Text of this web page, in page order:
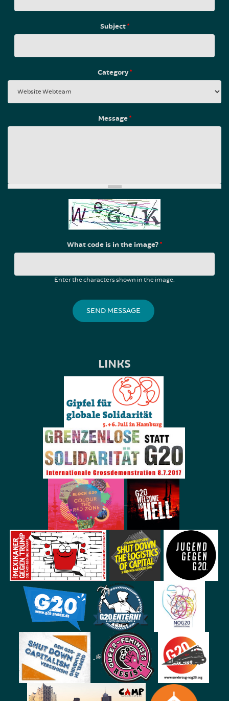
Subject*
Category*
Message*
What code is in the image?*
Enter the characters shown in the image.
LINKS